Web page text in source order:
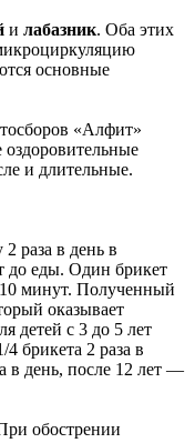
и лабазник. Оба этих
основные
«Алфит»
оздоровительные
и длительные.
раза в день в
до еды. Один брикет
10 минут. Полученный
оказывает
детей с 3 до 5 лет
брикета 2 раза в
в день, после 12 лет —
обострении